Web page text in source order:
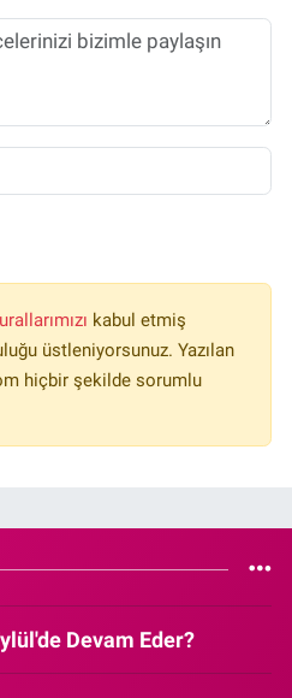
kabul etmiş
üstleniyorsunuz. Yazılan
hiçbir şekilde sorumlu
Devam Eder?